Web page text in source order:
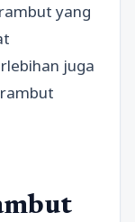
yang
juga